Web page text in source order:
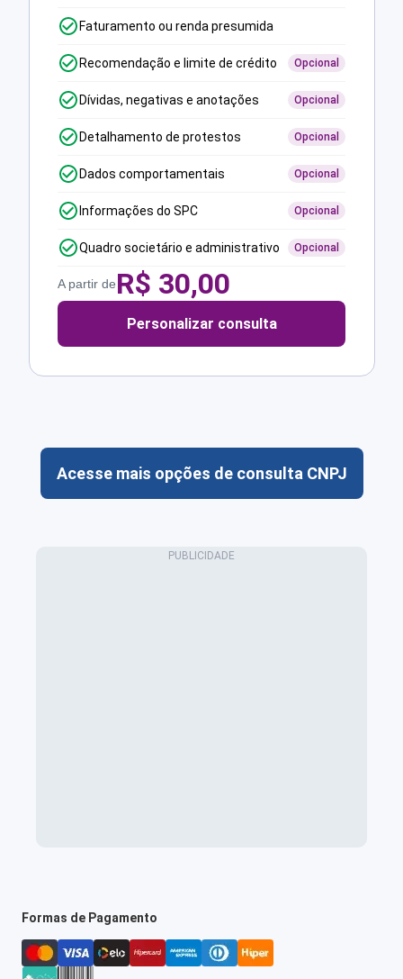
Faturamento ou renda presumida
Recomendação e limite de crédito Opcional
Dívidas, negativas e anotações Opcional
Detalhamento de protestos Opcional
Dados comportamentais Opcional
Informações do SPC Opcional
Quadro societário e administrativo Opcional
A partir deR$ 30,00
Personalizar consulta
Acesse mais opções de consulta CNPJ
Formas de Pagamento